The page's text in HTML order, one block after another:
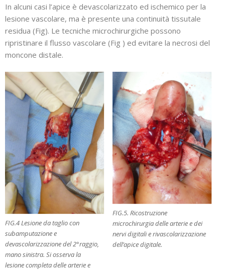
In alcuni casi l’apice è devascolarizzato ed ischemico per la
lesione vascolare, ma è presente una continuità tissutale
residua (Fig). Le tecniche microchirurgiche possono
ripristinare il flusso vascolare (Fig ) ed evitare la necrosi del
moncone distale.
FIG.4 Lesione da taglio con
subamputazione e
devascolarizzazione del 2°raggio,
mano sinistra. Si osserva la
lesione completa delle arterie e
FIG.5. Ricostruzione
microchirurgia delle arterie e dei
nervi digitali e rivascolarizzazione
dell’apice digitale.